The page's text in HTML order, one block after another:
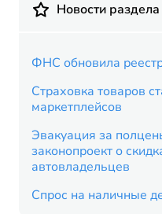
Новости раздела
ФНС обновила
Страховка товаров
маркетплейсов
Эвакуация за
законопроект о
автовладельцев
Спрос на наличные